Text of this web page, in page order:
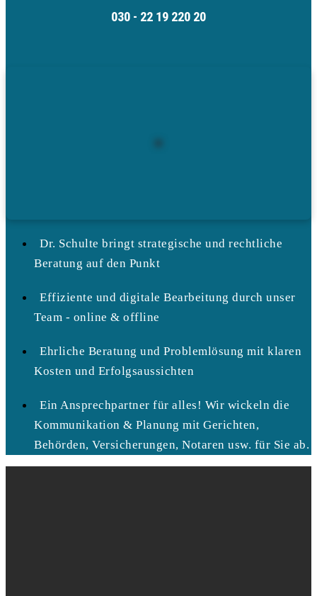
030 - 22 19 220 20
Dr. Schulte bringt strategische und rechtliche
Beratung auf den Punkt
Effiziente und digitale Bearbeitung durch unser
Team - online & offline
Ehrliche Beratung und Problemlösung mit klaren
Kosten und Erfolgsaussichten
Ein Ansprechpartner für alles! Wir wickeln die
Kommunikation & Planung mit Gerichten,
Behörden, Versicherungen, Notaren usw. für Sie ab.